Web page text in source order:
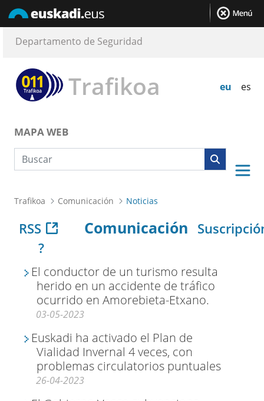
Trafikoa eu es
Departamento de Seguridad
MAPA WEB
Búsqueda web
Trafikoa Comunicación Noticias
RSS
?
Comunicación
El conductor de un turismo resulta
herido en un accidente de tráfico
ocurrido en Amorebieta-Etxano.
03-05-2023
Euskadi ha activado el Plan de
Vialidad Invernal 4 veces, con
problemas circulatorios puntuales
26-04-2023